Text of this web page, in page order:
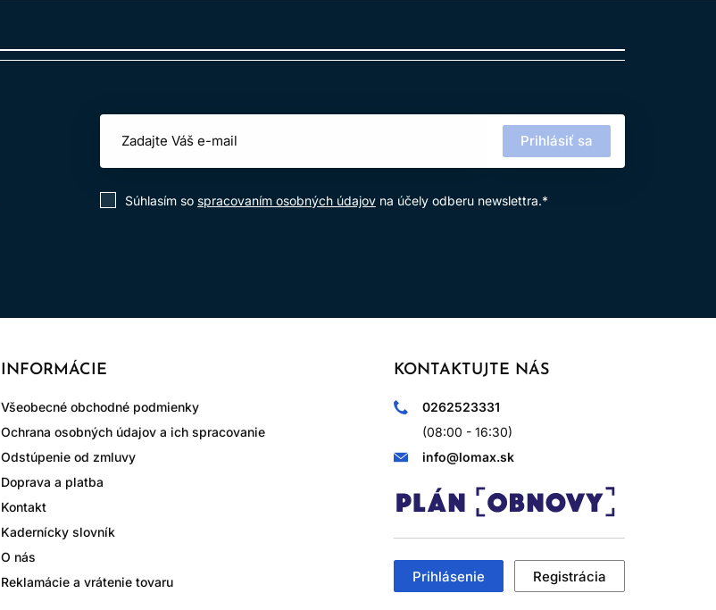
Prihlásiť sa
Súhlasím so spracovaním osobných údajov na účely odberu newslettra.*
KONTAKTUJTE NÁS
0262523331
(08:00 - 16:30)
info@lomax.sk
Prihlásenie Registrácia
INFORMÁCIE
Všeobecné obchodné podmienky
Ochrana osobných údajov a ich spracovanie
Odstúpenie od zmluvy
Doprava a platba
Kontakt
Kadernícky slovník
O nás
Reklamácie a vrátenie tovaru